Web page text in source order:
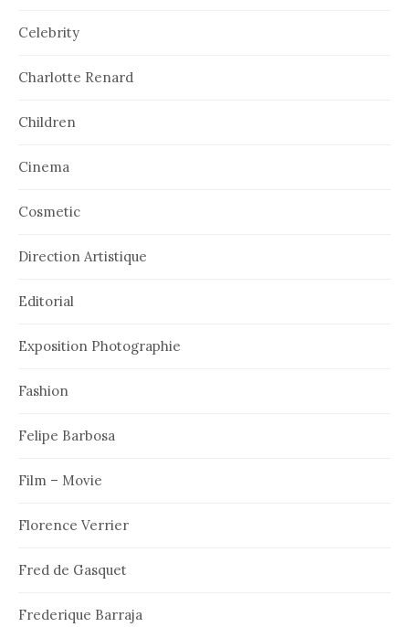
Celebrity
Charlotte Renard
Children
Cinema
Cosmetic
Direction Artistique
Editorial
Exposition Photographie
Fashion
Felipe Barbosa
Film – Movie
Florence Verrier
Fred de Gasquet
Frederique Barraja